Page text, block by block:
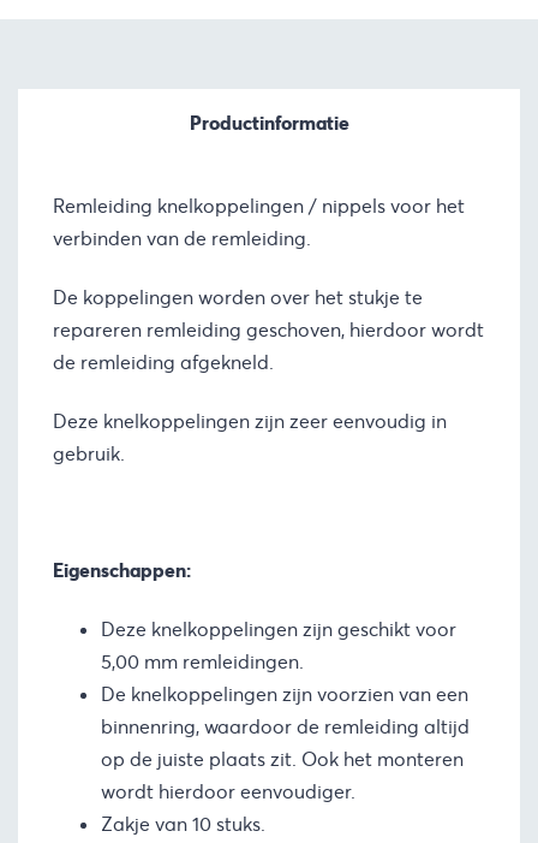
Productinformatie
Remleiding knelkoppelingen / nippels voor het
verbinden van de remleiding.
De koppelingen worden over het stukje te
repareren remleiding geschoven, hierdoor wordt
de remleiding afgekneld.
Deze knelkoppelingen zijn zeer eenvoudig in
gebruik.
Eigenschappen:
Deze knelkoppelingen zijn geschikt voor
5,00 mm remleidingen.
De knelkoppelingen zijn voorzien van een
binnenring, waardoor de remleiding altijd
op de juiste plaats zit. Ook het monteren
wordt hierdoor eenvoudiger.
Zakje van 10 stuks.